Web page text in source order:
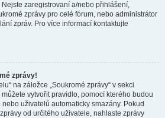
Nejste zaregistrovaní a/nebo přihlášení,
zprávy pro celé fórum, nebo administrátor
zpráv. Pro více informací kontaktujte
zprávy!
na záložce „Soukromé zprávy“ v sekci
můžete vytvořit pravidlo, pomocí kterého budou
uživatelů automaticky smazány. Pokud
od určitého uživatele, nahlaste zprávy